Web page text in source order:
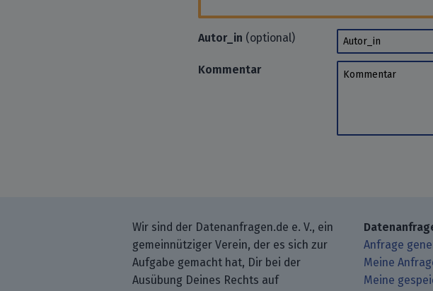
Autor_in (optional) Autor_in
Kommentar Kommentar
Wir sind der Datenanfragen.de e. V., ein
gemeinnütziger Verein, der es sich zur
Aufgabe gemacht hat, Dir bei der
Ausübung Deines Rechts auf
Anfrage
Meine
Meine